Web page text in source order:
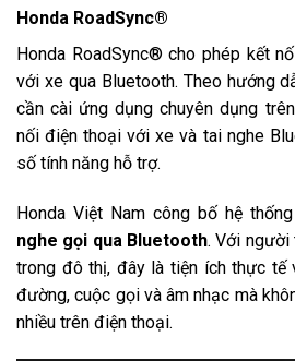
Honda RoadSync®
Honda RoadSync® cho phép kết
với xe qua Bluetooth. Theo hướng
cần cài ứng dụng chuyên dụng
nối điện thoại với xe và tai nghe
số tính năng hỗ trợ.
Honda Việt Nam công bố hệ
nghe gọi qua Bluetooth. Với người
trong đô thị, đây là tiện ích thực tế
đường, cuộc gọi và âm nhạc mà
nhiều trên điện thoại.